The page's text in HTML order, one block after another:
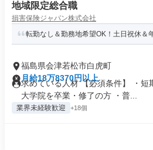
地域限定総合職
損害保険ジャパン株式会社
転勤なし＆勤務地希望OK！土日祝休＆
福島県会津若松市白虎町
月給18万8370円以上
求めている人材 【必須条件】 ・短
大学院を卒業・修了の方 ・普...
業界未経験歓迎 +18個